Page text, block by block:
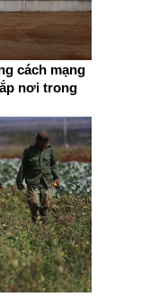
cách mạng
nơi trong